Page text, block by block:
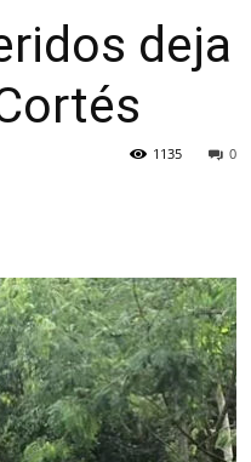
deja
0
1135